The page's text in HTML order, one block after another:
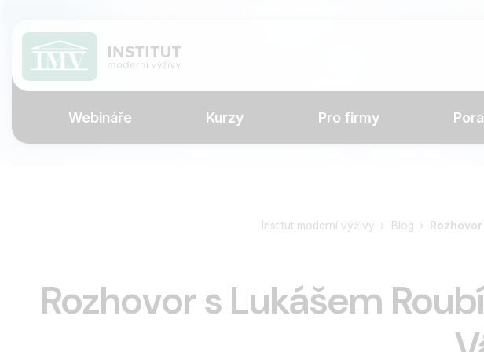
Webináře Kurzy Pro firmy
Institut moderní výživy Blog
Rozhovor s Lukášem